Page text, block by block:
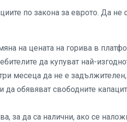
по закона за еврото. Да не
на цената на горива в
да купуват най-
месеца да не е задължителен,
обявяват свободните
за да са налични, ако се